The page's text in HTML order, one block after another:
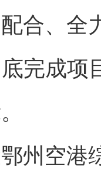
合、全
完成项
空港综